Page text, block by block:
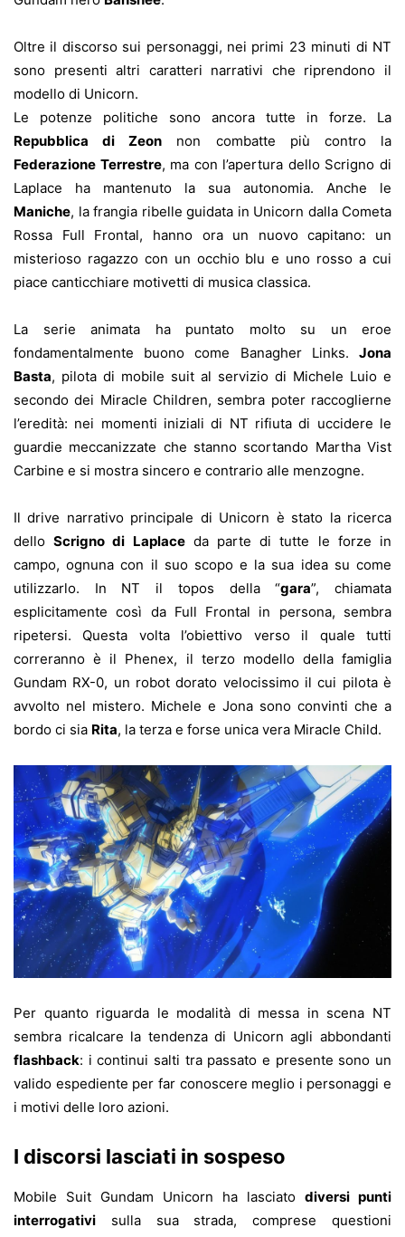
Oltre il discorso sui personaggi, nei primi 23 minuti di NT
sono presenti altri caratteri narrativi che riprendono il
modello di Unicorn.
Le potenze politiche sono ancora tutte in forze. La
Repubblica di Zeon non combatte più contro la
Federazione Terrestre, ma con l’apertura dello Scrigno di
Laplace ha mantenuto la sua autonomia. Anche le
Maniche, la frangia ribelle guidata in Unicorn dalla Cometa
Rossa Full Frontal, hanno ora un nuovo capitano: un
misterioso ragazzo con un occhio blu e uno rosso a cui
piace canticchiare motivetti di musica classica.
La serie animata ha puntato molto su un eroe
fondamentalmente buono come Banagher Links. Jona
Basta, pilota di mobile suit al servizio di Michele Luio e
secondo dei Miracle Children, sembra poter raccoglierne
l’eredità: nei momenti iniziali di NT rifiuta di uccidere le
guardie meccanizzate che stanno scortando Martha Vist
Carbine e si mostra sincero e contrario alle menzogne.
Il drive narrativo principale di Unicorn è stato la ricerca
delloScrigno di Laplaceda parte di tutte le forze in
campo, ognuna con il suo scopo e la sua idea su come
utilizzarlo. In NT il topos della “gara”, chiamata
esplicitamente così da Full Frontal in persona, sembra
ripetersi. Questa volta l’obiettivo verso il quale tutti
correranno è il Phenex, il terzo modello della famiglia
Gundam RX-0, un robot dorato velocissimo il cui pilota è
avvolto nel mistero. Michele e Jona sono convinti che a
bordo ci sia Rita, la terza e forse unica vera Miracle Child.
Per quanto riguarda le modalità di messa in scena NT
sembra ricalcare la tendenza di Unicorn agli abbondanti
flashback: i continui salti tra passato e presente sono un
valido espediente per far conoscere meglio i personaggi e
i motivi delle loro azioni.
I discorsi lasciati in sospeso
Mobile Suit Gundam Unicorn ha lasciato diversi punti
interrogativi sulla sua strada, comprese questioni